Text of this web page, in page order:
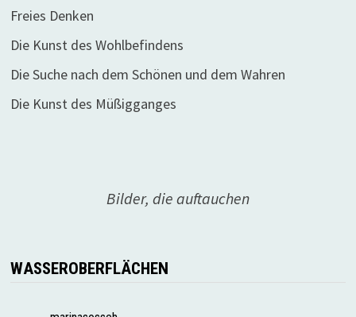
Freies Denken
Die Kunst des Wohlbefindens
Die Suche nach dem Schönen und dem Wahren
Die Kunst des Müßigganges
Bilder, die auftauchen
WASSEROBERFLÄCHEN